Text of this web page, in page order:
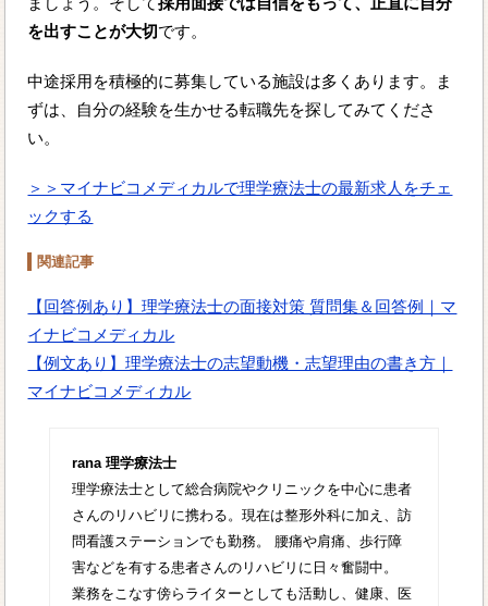
を出すことが大切です。
中途採用を積極的に募集している施設は多くあります。ま
ずは、自分の経験を生かせる転職先を探してみてくださ
い。
＞＞マイナビコメディカルで理学療法士の最新求人をチェ
ックする
関連記事
【回答例あり】理学療法士の面接対策 質問集＆回答例｜マ
イナビコメディカル
【例文あり】理学療法士の志望動機・志望理由の書き方｜
マイナビコメディカル
rana 理学療法士
理学療法士として総合病院やクリニックを中心に患者
さんのリハビリに携わる。現在は整形外科に加え、訪
問看護ステーションでも勤務。 腰痛や肩痛、歩行障
害などを有する患者さんのリハビリに日々奮闘中。
業務をこなす傍らライターとしても活動し、健康、医